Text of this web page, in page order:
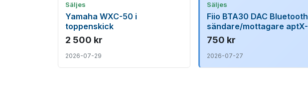
Säljes
Yamaha WXC-50 i
toppenskick
2 500 kr
2026-07-29
Säljes
Fiio BTA30 DAC Bluetooth
sändare/mottagare aptX-
HD/LDAC mm
750 kr
2026-07-27